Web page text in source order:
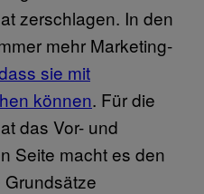
zerschlagen. In den
mehr Marketing-
sie mit
können. Für die
das Vor- und
Seite macht es den